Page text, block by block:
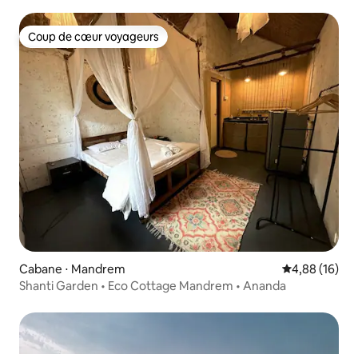
Coup de cœur voyageurs
Coup de cœur voyageurs
Cabane ⋅ Mandrem Évaluation
4,88 (16)
Shanti Garden • Eco Cottage Mandrem • Ananda